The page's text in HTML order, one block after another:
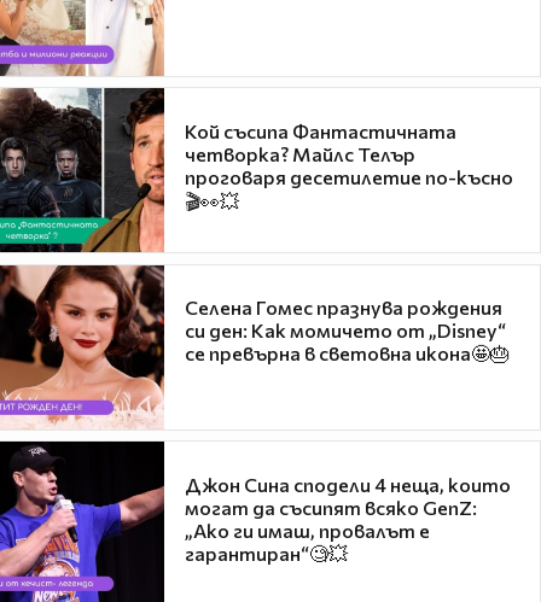
Кой съсипа Фантастичната
четворка? Майлс Телър
проговаря десетилетие по-късно
🎬👀💥
Селена Гомес празнува рождения
си ден: Как момичето от „Disney“
се превърна в световна икона🤩🎂
Джон Сина сподели 4 неща, които
могат да съсипят всяко GenZ:
„Ако ги имаш, провалът е
гарантиран“🧐💥